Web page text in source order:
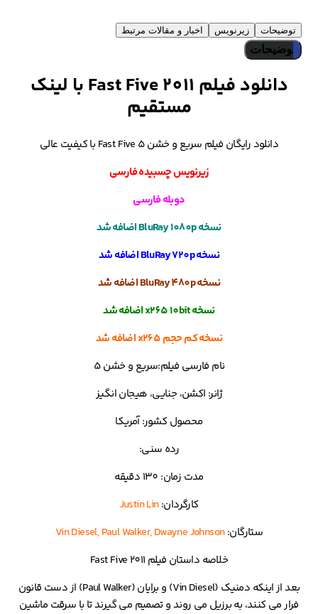
توضیحات زیرنویس اخبار و مقالات مرتبط
توضیحات
دانلود فیلم Fast Five 2011 با لینک
مستقیم
دانلود رایگان فیلم سریع و خشن 5 Fast Five با کیفیت عالی
زیرنویس چسبیده فارسی
دوبله فارسی
نسخه BluRay 1080p اضافه شد
نسخه BluRay 720p اضافه شد
نسخه BluRay 480p اضافه شد
نسخه x265 10bit اضافه شد
نسخه کم حجم x265 اضافه شد
نام فارسی فیلم:سریع و خشن 5
ژانر: اکشن، جنایی، هیجان انگیز
محصول کشور: آمریکا
رده سنی:
مدت زمان: 130 دقیقه
کارگردان:Justin Lin
ستارگان:Vin Diesel, Paul Walker, Dwayne Johnson
خلاصه داستان فیلم Fast Five 2011
بعد از اینکه دمنیک (Vin Diesel) و برایان (Paul Walker) از دست قانون
فرار می کنند، به برزیل می روند و تصمیم می گیرند تا با سرقت ماشین